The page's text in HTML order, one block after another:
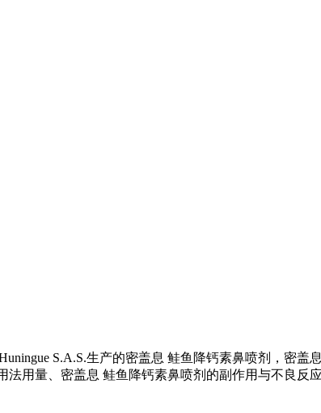
S.A.S.生产的密盖息 鲑鱼降钙素鼻喷剂，密盖
用量、密盖息 鲑鱼降钙素鼻喷剂的副作用与不良反